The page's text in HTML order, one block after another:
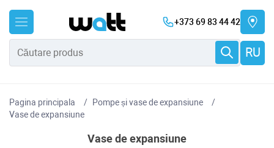
+373 69 83 44 42
RU
Pagina principala
Pompe și vase de expansiune
Vase de expansiune
Vase de expansiune